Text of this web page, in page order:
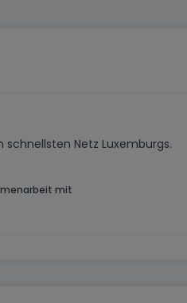
légales.
Netz Luxemburgs.
mit